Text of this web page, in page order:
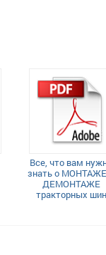
Все, что вам
знать о
ДЕМОНТАЖЕ
тракторных шин